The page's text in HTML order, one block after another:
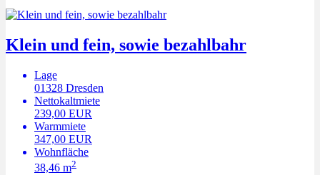
Klein und fein, sowie bezahlbahr
Lage
01328 Dresden
Nettokaltmiete
239,00 EUR
Warmmiete
347,00 EUR
Wohnfläche
38,46 m2